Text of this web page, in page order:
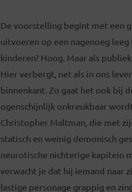
De voorstelling begint met een
uitvoeren op een nagenoeg
kinderen? Hoog. Maar als
Hier verbergt, net als in ons
binnenkant. Zo gaat het ook bij
ogenschijnlijk onkreukbaar
Christopher Maltman, die met
statisch en weinig demonisch
neurotische nichterige kapitein
verwacht je dat hij iemand naar
lastige personage grappig en